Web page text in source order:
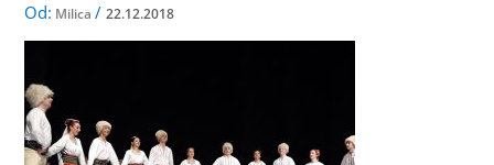
Od: Milica/22.12.2018